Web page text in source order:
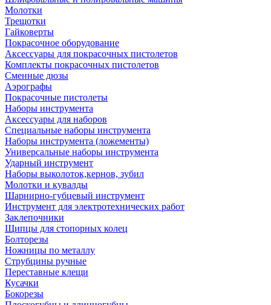
Молотки
Трещотки
Гайковерты
Покрасочное оборудование
Аксессуары для покрасочных пистолетов
Комплекты покрасочных пистолетов
Сменные дюзы
Аэрографы
Покрасочные пистолеты
Наборы инструмента
Аксессуары для наборов
Специальные наборы инструмента
Наборы инструмента (ложементы)
Универсальные наборы инструмента
Ударный инструмент
Наборы выколоток,кернов, зубил
Молотки и кувалды
Шарнирно-губцевый инструмент
Инструмент для электротехнических работ
Заклепочники
Щипцы для стопорных колец
Болторезы
Ножницы по металлу
Струбцины ручные
Переставные клещи
Кусачки
Бокорезы